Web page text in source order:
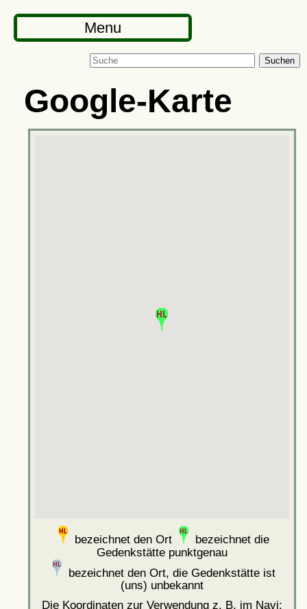
Menu
Suchen
Google-Karte
bezeichnet den Ort
bezeichnet die
Gedenkstätte punktgenau
bezeichnet den Ort, die Gedenkstätte ist
(uns) unbekannt
Die Koordinaten zur Verwendung z. B. im Navi: